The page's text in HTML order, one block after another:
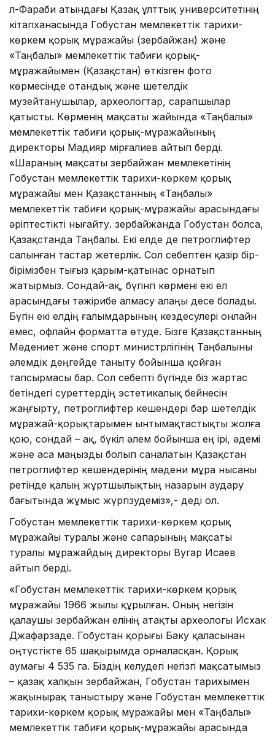
Әл-Фараби атындағы Қазақ ұлттық университетінің
кітапханасында Гобустан мемлекеттік тарихи-
көркем қорық мұражайы (Әзербайжан) және
«Таңбалы» мемлекеттік табиғи қорық-
мұражайымен (Қазақстан) өткізген фото
көрмесінде отандық және шетелдік
музейтанушылар, археологтар, сарапшылар
қатысты. Көрменің мақсаты жайында «Таңбалы»
мемлекеттік табиғи қорық-мұражайының
директоры Мадияр Әмірғалиев айтып берді.
«Шараның мақсаты Әзербайжан мемлекетінің
Гобустан мемлекеттік тарихи-көркем қорық
мұражайы мен Қазақстанның «Таңбалы»
мемлекеттік табиғи қорық-мұражайы арасындағы
әріптестікті нығайту. Әзербайжанда Гобустан болса,
Қазақстанда Таңбалы. Екі елде де петроглифтер
салынған тастар жетерлік. Сол себептен қазір бір-
бірімізбен тығыз қарым-қатынас орнатып
жатырмыз. Сондай-ақ, бүгінгі көрмені екі ел
арасындағы тәжірибе алмасу алаңы десе болады.
Бүгін екі елдің ғалымдарының кездесулері онлайн
емес, офлайн форматта өтуде. Бізге Қазақстанның
Мәдениет және спорт министрлігінің Таңбалыны
әлемдік деңгейде таныту бойынша қойған
тапсырмасы бар. Сол себепті бүгінде біз жартас
бетіндегі суреттердің эстетикалық бейнесін
жаңғырту, петроглифтер кешендері бар шетелдік
мұражай-қорықтарымен ынтымақтастықты жолға
қою, сондай – ақ, бүкіл әлем бойынша ең ірі, әдемі
және аса маңызды болып саналатын Қазақстан
петроглифтер кешендерінің мәдени мұра нысаны
ретінде қалың жұртшылықтың назарын аудару
бағытында жұмыс жүргізудеміз»,- деді ол.
Гобустан мемлекеттік тарихи-көркем қорық
мұражайы туралы және сапарының мақсаты
туралы мұражайдың директоры Вугар Исаев
айтып берді.
«Гобустан мемлекеттік тарихи-көркем қорық
мұражайы 1966 жылы құрылған. Оның негізін
қалаушы Әзербайжан елінің атақты археологы Исхак
Джафарзаде. Гобустан қорығы Баку қаласынан
оңтүстікте 65 шақырымда орналасқан. Қорық
аумағы 4 535 га. Біздің келудегі негізгі мақсатымыз
– қазақ халқын Әзербайжан, Гобустан тарихымен
жақынырақ таныстыру және Гобустан мемлекеттік
тарихи-көркем қорық мұражайы мен «Таңбалы»
мемлекеттік табиғи қорық-мұражайы арасында